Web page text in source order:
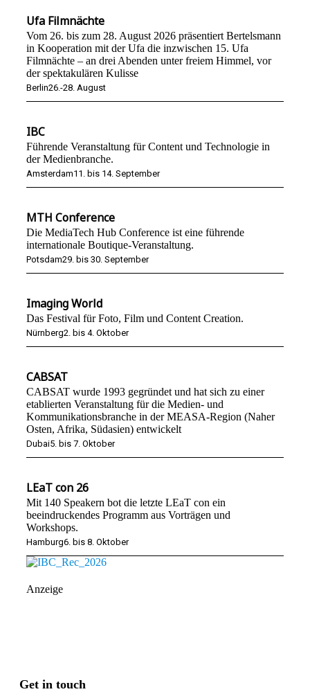
Ufa Filmnächte
Vom 26. bis zum 28. August 2026 präsentiert Bertelsmann
in Kooperation mit der Ufa die inzwischen 15. Ufa
Filmnächte – an drei Abenden unter freiem Himmel, vor
der spektakulären Kulisse
Berlin26.-28. August
IBC
Führende Veranstaltung für Content und Technologie in
der Medienbranche.
Amsterdam11. bis 14. September
MTH Conference
Die MediaTech Hub Conference ist eine führende
internationale Boutique-Veranstaltung.
Potsdam29. bis 30. September
Imaging World
Das Festival für Foto, Film und Content Creation.
Nürnberg2. bis 4. Oktober
CABSAT
CABSAT wurde 1993 gegründet und hat sich zu einer
etablierten Veranstaltung für die Medien- und
Kommunikationsbranche in der MEASA-Region (Naher
Osten, Afrika, Südasien) entwickelt
Dubai5. bis 7. Oktober
LEaT con 26
Mit 140 Speakern bot die letzte LEaT con ein
beeindruckendes Programm aus Vorträgen und
Workshops.
Hamburg6. bis 8. Oktober
Anzeige
Get in touch